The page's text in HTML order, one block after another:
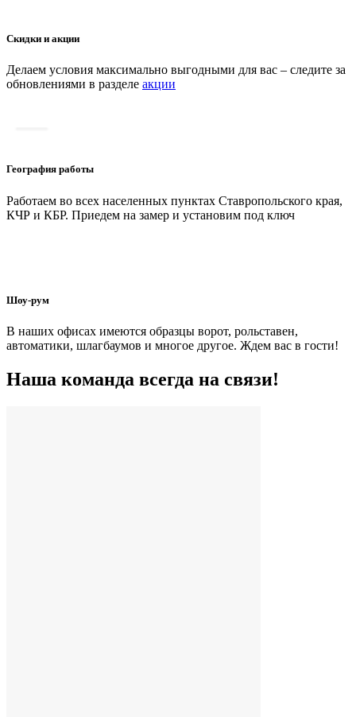
Скидки и акции
Делаем условия максимально выгодными для вас – следите за
обновлениями в разделе акции
География работы
Работаем во всех населенных пунктах Ставропольского края,
КЧР и КБР. Приедем на замер и установим под ключ
Шоу-рум
В наших офисах имеются образцы ворот, рольставен,
автоматики, шлагбаумов и многое другое. Ждем вас в гости!
Наша команда всегда на связи!